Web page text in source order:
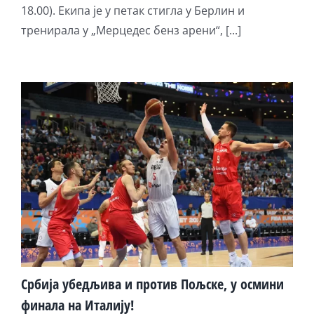
18.00). Екипа је у петак стигла у Берлин и
тренирала у „Мерцедес бенз арени“, [...]
Србија убедљива и против Пољске, у осмини
финала на Италију!